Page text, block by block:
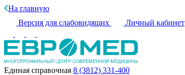
На главную
Версия для слабовидящих
Личный кабинет
Единая справочная 8 (3812) 331-400